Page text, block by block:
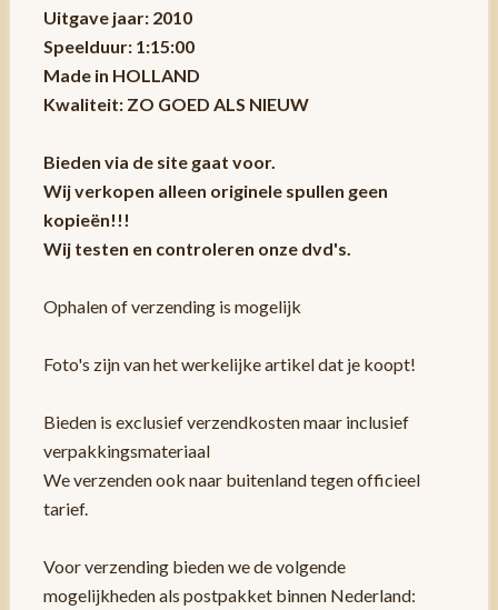
Uitgave jaar: 2010
Speelduur: 1:15:00
Made in HOLLAND
Kwaliteit: ZO GOED ALS NIEUW
Bieden via de site gaat voor.
Wij verkopen alleen originele spullen geen
kopieën!!!
Wij testen en controleren onze dvd's.
Ophalen of verzending is mogelijk
Foto's zijn van het werkelijke artikel dat je koopt!
Bieden is exclusief verzendkosten maar inclusief
verpakkingsmateriaal
We verzenden ook naar buitenland tegen officieel
tarief.
Voor verzending bieden we de volgende
mogelijkheden als postpakket binnen Nederland: